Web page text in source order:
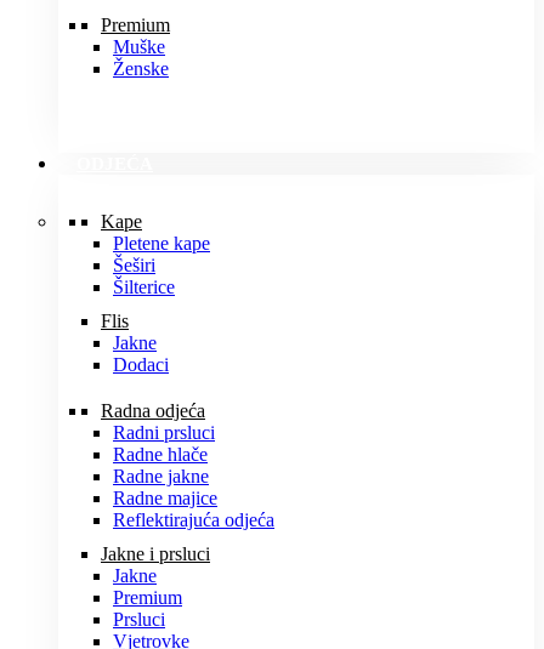
Premium
Muške
Ženske
Kape
Pletene kape
Šeširi
Šilterice
Flis
Jakne
Dodaci
Radna odjeća
Radni prsluci
Radne hlače
Radne jakne
Radne majice
Reflektirajuća odjeća
Jakne i prsluci
Jakne
Premium
Prsluci
Vjetrovke